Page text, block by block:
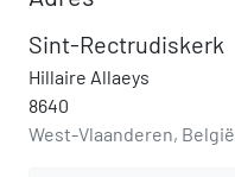
Sint-Rectrudiskerk
Hillaire Allaeys
8640
West-Vlaanderen, België